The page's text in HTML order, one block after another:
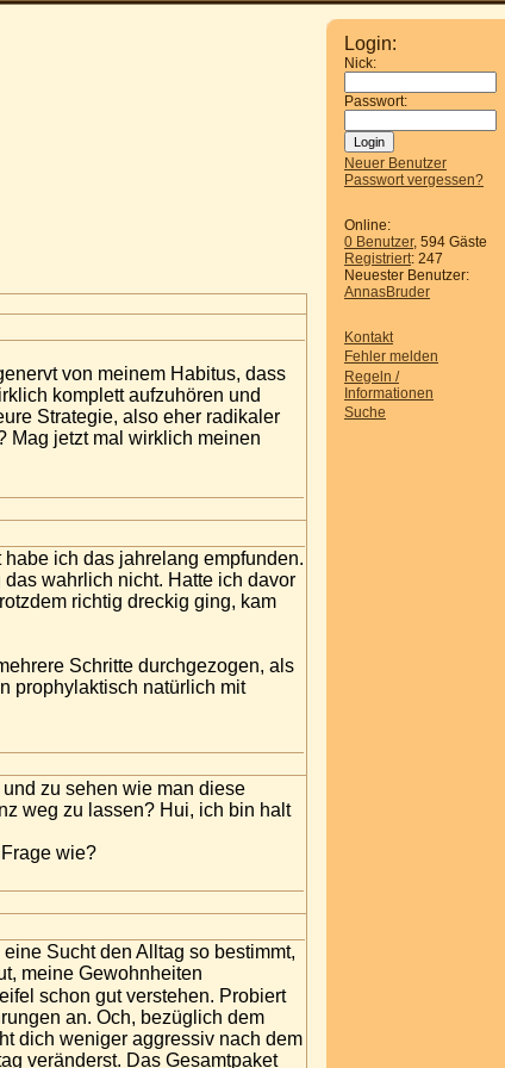
Login:
Nick:
Passwort:
Neuer Benutzer
Passwort vergessen?
Online:
0 Benutzer, 594 Gäste
Registriert: 247
Neuester Benutzer:
AnnasBruder
Kontakt
Fehler melden
Regeln /
Informationen
Suche
von meinem Habitus, dass
komplett aufzuhören und
Strategie, also eher radikaler
Mag jetzt mal wirklich meinen
ich das jahrelang empfunden.
wahrlich nicht. Hatte ich davor
richtig dreckig ging, kam
Schritte durchgezogen, als
prophylaktisch natürlich mit
zu sehen wie man diese
weg zu lassen? Hui, ich bin halt
wie?
Sucht den Alltag so bestimmt,
meine Gewohnheiten
schon gut verstehen. Probiert
an. Och, bezüglich dem
dich weniger aggressiv nach dem
veränderst. Das Gesamtpaket